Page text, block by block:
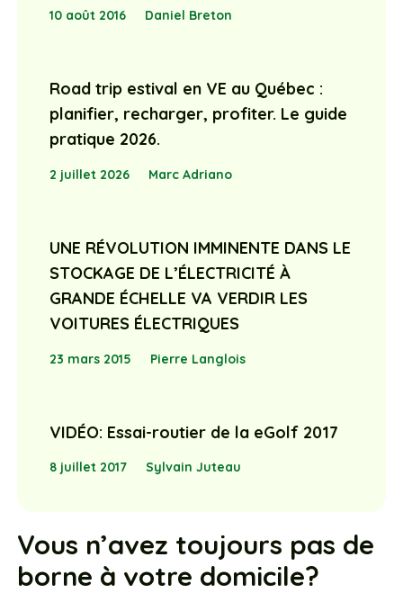
10 août 2016 Daniel Breton
Road trip estival en VE au Québec :
planifier, recharger, profiter. Le guide
pratique 2026.
2 juillet 2026 Marc Adriano
UNE RÉVOLUTION IMMINENTE DANS LE
STOCKAGE DE L’ÉLECTRICITÉ À
GRANDE ÉCHELLE VA VERDIR LES
VOITURES ÉLECTRIQUES
23 mars 2015 Pierre Langlois
VIDÉO: Essai-routier de la eGolf 2017
8 juillet 2017 Sylvain Juteau
Vous n’avez toujours pas de
borne à votre domicile?